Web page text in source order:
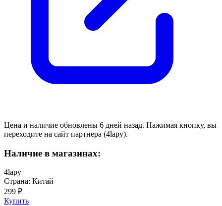
Цена и наличие обновлены 6 дней назад. Нажимая кнопку, вы
переходите на сайт партнера (4lapy).
Наличие в магазинах:
4lapy
Страна: Китай
299 ₽
Купить